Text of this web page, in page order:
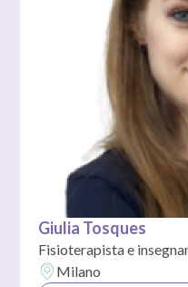
Giulia Tosques
Fisioterapista e
Milano